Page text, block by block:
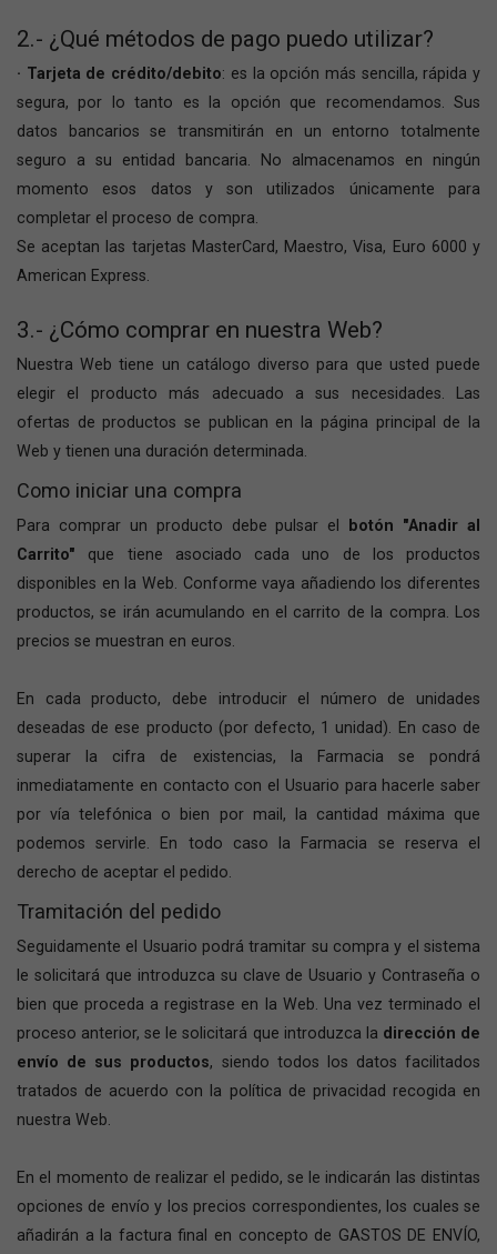
2.- ¿Qué métodos de pago puedo utilizar?
· Tarjeta de crédito/debito: es la opción más sencilla, rápida y
segura, por lo tanto es la opción que recomendamos. Sus
datos bancarios se transmitirán en un entorno totalmente
seguro a su entidad bancaria. No almacenamos en ningún
momento esos datos y son utilizados únicamente para
completar el proceso de compra.
Se aceptan las tarjetas MasterCard, Maestro, Visa, Euro 6000 y
American Express.
3.- ¿Cómo comprar en nuestra Web?
Nuestra Web tiene un catálogo diverso para que usted puede
elegir el producto más adecuado a sus necesidades. Las
ofertas de productos se publican en la página principal de la
Web y tienen una duración determinada.
Como iniciar una compra
Para comprar un producto debe pulsar el
botón "Anadir al
Carrito" que tiene asociado cada uno de los productos
disponibles en la Web. Conforme vaya añadiendo los diferentes
productos, se irán acumulando en el carrito de la compra. Los
precios se muestran en euros.
En cada producto, debe introducir el número de unidades
deseadas de ese producto (por defecto, 1 unidad). En caso de
superar la cifra de existencias, la Farmacia se pondrá
inmediatamente en contacto con el Usuario para hacerle saber
por vía telefónica o bien por mail, la cantidad máxima que
podemos servirle. En todo caso la Farmacia se reserva el
derecho de aceptar el pedido.
Tramitación del pedido
Seguidamente el Usuario podrá tramitar su compra y el sistema
le solicitará que introduzca su clave de Usuario y Contraseña o
bien que proceda a registrase en la Web. Una vez terminado el
proceso anterior, se le solicitará que introduzca la dirección de
envío de sus productos, siendo todos los datos facilitados
tratados de acuerdo con la política de privacidad recogida en
nuestra Web.
En el momento de realizar el pedido, se le indicarán las distintas
opciones de envío y los precios correspondientes, los cuales se
añadirán a la factura final en concepto de GASTOS DE ENVÍO,